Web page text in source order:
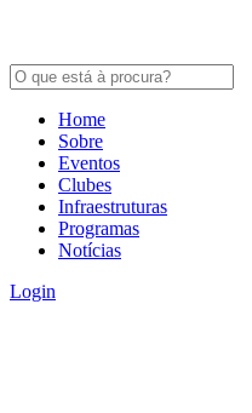
Home
Sobre
Eventos
Clubes
Infraestruturas
Programas
Notícias
Login